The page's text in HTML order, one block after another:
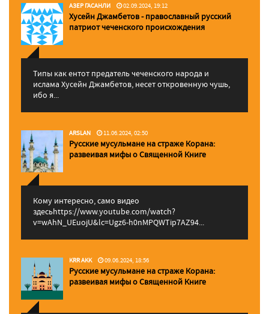
АЗЕР ГАСАНЛИ 02.09.2024, 19:12
Хусейн Джамбетов - православный русский
патриот чеченского происхождения
Типы как ентот предатель чеченского народа и
ислама Хусейн Джамбетов, несет откровенную чушь,
ибо я...
ARSLAN 11.06.2024, 02:50
Русские мусульмане на страже Корана:
pазвеивая мифы о Священной Книге
Кому интересно, само видео
здесьhttps://www.youtube.com/watch?
v=wAhN_UEuojU&lc=Ugz6-h0nMPQWTip7AZ94...
KRR AKK 09.06.2024, 18:56
Русские мусульмане на страже Корана:
pазвеивая мифы о Священной Книге